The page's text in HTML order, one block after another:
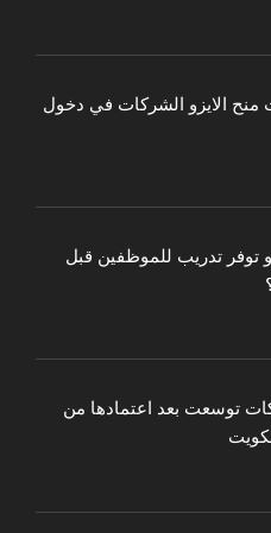
الايزو الشركات في دخول
توفر تدريب للموظفين قبل
توسعت بعد اعتمادها من